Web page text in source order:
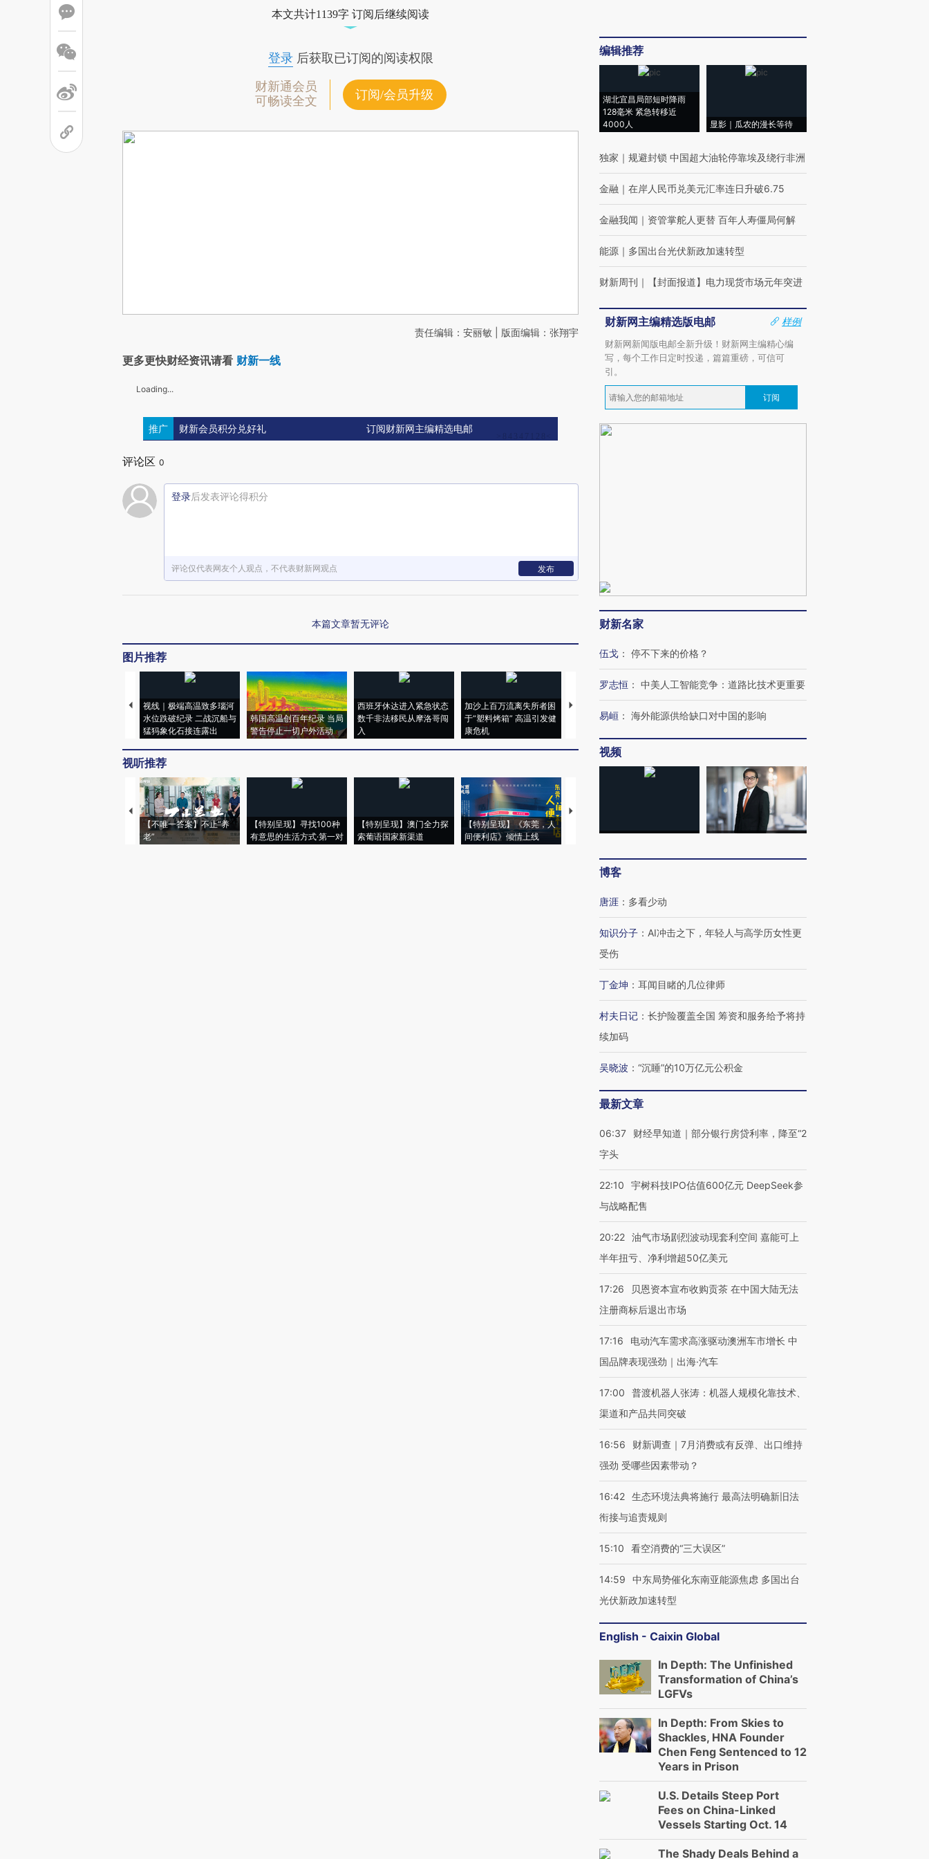
本文共计1139字 订阅后继续阅读
登录后获取已订阅的阅读权限
财新通会员
可畅读全文
订阅/会员升级
责任编辑：安丽敏 | 版面编辑：张翔宇
更多更快财经资讯请看 财新一线
Loading...
推广 财新会员积分兑好礼 订阅财新网主编精选电邮
评论区 0
登录后发表评论得积分
评论仅代表网友个人观点，不代表财新网观点 发布
本篇文章暂无评论
图片推荐
视线｜极端高温致多瑙河
水位跌破纪录 二战沉船与
猛犸象化石接连露出
韩国高温创百年纪录 当局
警告停止一切户外活动
西班牙休达进入紧急状态
数千非法移民从摩洛哥闯
入
加沙上百万流离失所者困
于“塑料烤箱” 高温引发健
康危机
视线｜HYROX的吸金
术：是什么让中产们甘
粒摇头丸 尿检体内含3种
视听推荐
【不唯一答案】不止“养
老”
【特别呈现】寻找100种
有意思的生活方式·第一对
【特别呈现】澳门全力探
索葡语国家新渠道
【特别呈现】《东莞，人
间便利店》倾情上线
【推广】走进第四届链博
【特别呈现】寻找100种
有意思的生活方式·第三对
【商旅对话】华住集团
CFO：不靠规模取胜，华
住三大增长引擎是什么？
编辑推荐
湖北宜昌局部短时降雨
128毫米 紧急转移近
4000人
显影｜瓜农的漫长等待
独家 ｜ 规避封锁 中国超大油轮停靠埃及绕行非洲
金融 ｜ 在岸人民币兑美元汇率连日升破6.75
金融我闻 ｜ 资管掌舵人更替 百年人寿僵局何解
能源 ｜ 多国出台光伏新政加速转型
财新周刊 ｜ 【封面报道】电力现货市场元年突进
财新网主编精选版电邮
样例
财新网新闻版电邮全新升级！财新网主编精心编
写，每个工作日定时投递，篇篇重磅，可信可
引。
订阅
财新名家
伍戈 ： 停不下来的价格？
罗志恒 ： 中美人工智能竞争：道路比技术更重要
易峘 ： 海外能源供给缺口对中国的影响
视频
博客
唐涯 ： 多看少动
知识分子 ： AI冲击之下，年轻人与高学历女性更
受伤
丁金坤 ： 耳闻目睹的几位律师
村夫日记 ： 长护险覆盖全国 筹资和服务给予将持
续加码
吴晓波 ： “沉睡”的10万亿元公积金
最新文章
06:37
财经早知道｜部分银行房贷利率，降至“2
字头
22:10
宇树科技IPO估值600亿元 DeepSeek参
与战略配售
20:22 油气市场剧烈波动现套利空间 嘉能可上
半年扭亏、净利增超50亿美元
17:26
贝恩资本宣布收购贡茶 在中国大陆无法
注册商标后退出市场
17:16
电动汽车需求高涨驱动澳洲车市增长 中
国品牌表现强劲｜出海·汽车
17:00
普渡机器人张涛：机器人规模化靠技术、
渠道和产品共同突破
16:56
财新调查｜7月消费或有反弹、出口维持
强劲 受哪些因素带动？
16:42 生态环境法典将施行 最高法明确新旧法
衔接与追责规则
15:10 看空消费的“三大误区”
14:59
中东局势催化东南亚能源焦虑 多国出台
光伏新政加速转型
English - Caixin Global
In Depth: The Unfinished
Transformation of China’s
LGFVs
In Depth: From Skies to
Shackles, HNA Founder
Chen Feng Sentenced to 12
Years in Prison
U.S. Details Steep Port
Fees on China-Linked
Vessels Starting Oct. 14
The Shady Deals Behind a